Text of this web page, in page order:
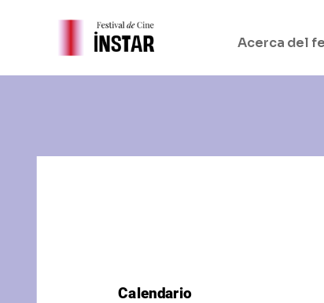
contenido
Acerca del
Calendario